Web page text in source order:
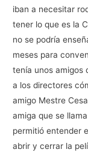
iban a necesitar
tener lo que es la
no se podría
meses para
tenía unos amigos
a los directores
amigo Mestre
amiga que se
permitió entender
abrir y cerrar la